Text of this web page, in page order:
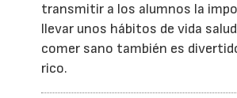
transmitir a los alumnos la
llevar unos hábitos de vida
comer sano también es
rico.